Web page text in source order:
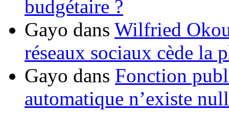
budgétaire ?
Gayo dans Wilfried
réseaux sociaux cède la
Gayo dans Fonction
automatique n’existe